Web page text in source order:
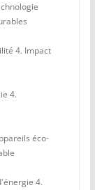
4. Impact
4.
éco-
4.